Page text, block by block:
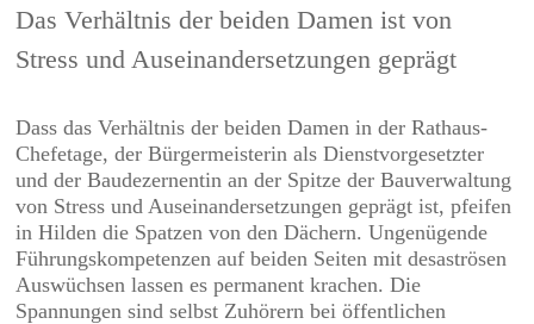
Das Verhältnis der beiden Damen ist von
Stress und Auseinandersetzungen geprägt
Dass das Verhältnis der beiden Damen in der Rathaus-
Chefetage, der Bürgermeisterin als Dienstvorgesetzter
und der Baudezernentin an der Spitze der Bauverwaltung
von Stress und Auseinandersetzungen geprägt ist, pfeifen
in Hilden die Spatzen von den Dächern. Ungenügende
Führungskompetenzen auf beiden Seiten mit desaströsen
Auswüchsen lassen es permanent krachen. Die
Spannungen sind selbst Zuhörern bei öffentlichen